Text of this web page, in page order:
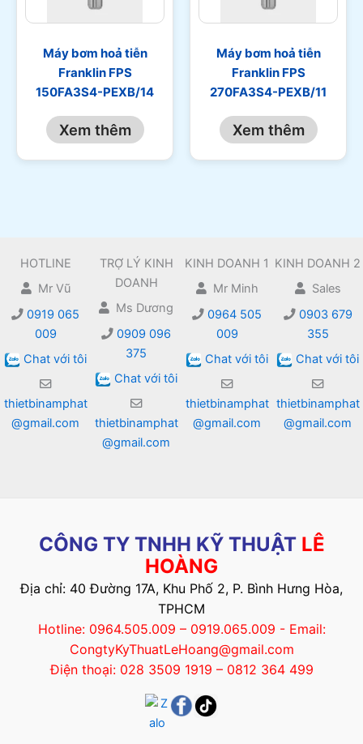
Máy bơm hoả tiễn
Franklin FPS
150FA3S4-PEXB/14
Xem thêm
Máy bơm hoả tiễn
Franklin FPS
270FA3S4-PEXB/11
Xem thêm
HOTLINE
Mr Vũ
0919 065
009
Chat với tôi
thietbinamphat
@gmail.com
TRỢ LÝ KINH
DOANH
Ms Dương
0909 096
375
Chat với tôi
thietbinamphat
@gmail.com
KINH DOANH 1
Mr Minh
0964 505
009
Chat với tôi
thietbinamphat
@gmail.com
KINH DOANH 2
Sales
0903 679
355
Chat với tôi
thietbinamphat
@gmail.com
CÔNG TY TNHH KỸ THUẬT LÊ
HOÀNG
Địa chỉ: 40 Đường 17A, Khu Phố 2, P. Bình Hưng Hòa,
TPHCM
Hotline: 0964.505.009 – 0919.065.009 - Email:
CongtyKyThuatLeHoang@gmail.com
Điện thoại: 028 3509 1919 – 0812 364 499